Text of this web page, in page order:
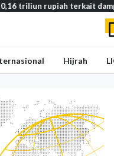
terkait dampak
Hijrah